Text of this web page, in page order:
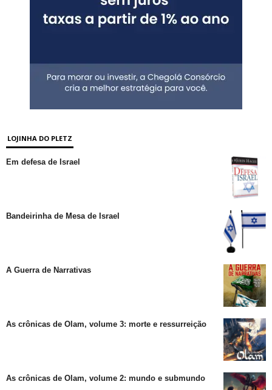
LOJINHA DO PLETZ
Em defesa de Israel
Bandeirinha de Mesa de Israel
A Guerra de Narrativas
As crônicas de Olam, volume 3: morte e ressurreição
As crônicas de Olam, volume 2: mundo e submundo